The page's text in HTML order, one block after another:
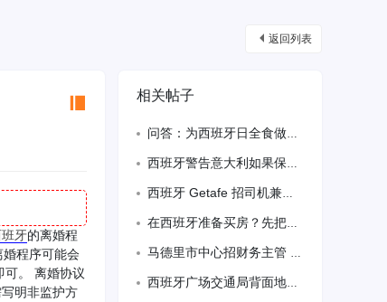
返回列表
牙的离婚程
程序可能会
可。 离婚协议
明非监护方
相关帖子
问答：为西班牙日全食做好准备的一切
西班牙警告意大利如果保留申根边境检查将采取反制措施
西班牙 Getafe 招司机兼兼职打包员（全职 40 小时）
在西班牙准备买房？先把房贷搞清楚｜西桥房贷服务 准备在西班牙买房，但不知道自己
马德里市中心招财务主管 全保双休
西班牙广场交通局背面地铁10号线foneria站出口左边有单人双人房